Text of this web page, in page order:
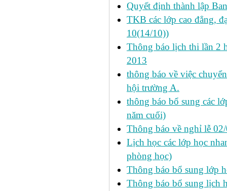
Quyết định thành lập
TKB các lớp cao đẳng,
10(14/10))
Thông báo lịch thi lần 2
2013
thông báo về việc
hội trường A.
thông báo bổ sung các
năm cuối)
Thông báo về nghỉ lễ
Lịch học các lớp học
phòng học)
Thông báo bổ sung lớp
Thông báo bổ sung